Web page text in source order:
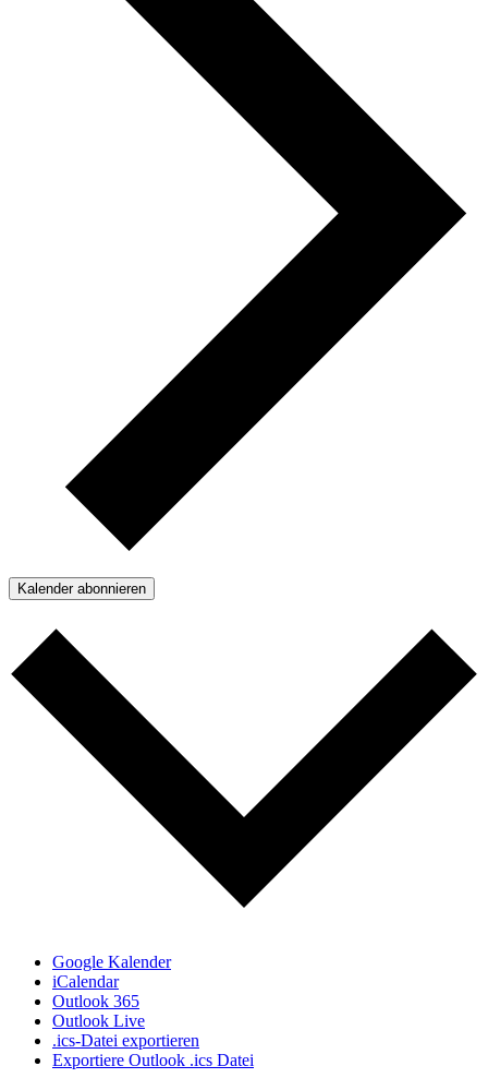
Kalender abonnieren
Google Kalender
iCalendar
Outlook 365
Outlook Live
.ics-Datei exportieren
Exportiere Outlook .ics Datei